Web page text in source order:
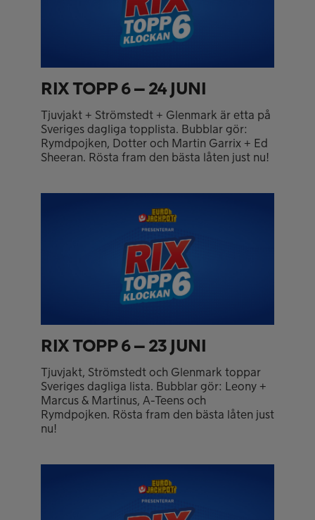
RIX TOPP 6 – 24 JUNI
Tjuvjakt + Strömstedt + Glenmark är etta på
Sveriges dagliga topplista. Bubblar gör:
Rymdpojken, Dotter och Martin Garrix + Ed
Sheeran. Rösta fram den bästa låten just nu!
RIX TOPP 6 – 23 JUNI
Tjuvjakt, Strömstedt och Glenmark toppar
Sveriges dagliga lista. Bubblar gör: Leony +
Marcus & Martinus, A-Teens och
Rymdpojken. Rösta fram den bästa låten just
nu!